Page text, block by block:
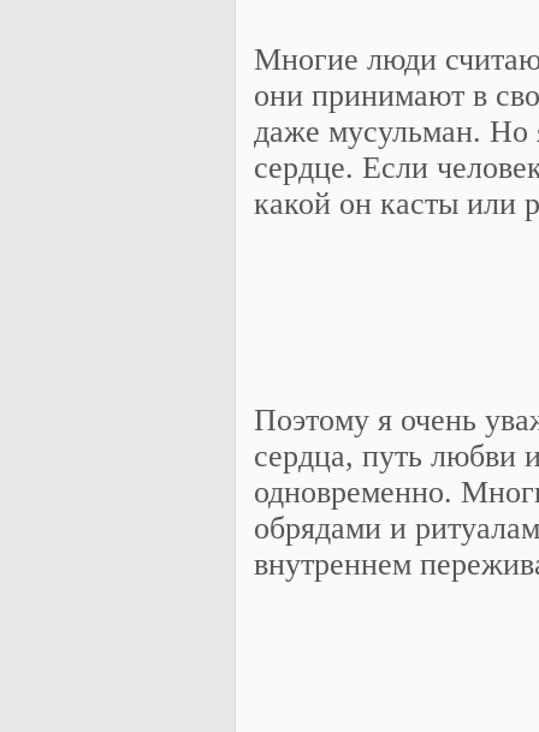
Многие люди
они принимают в
даже мусульман. Но
сердце. Если
какой он касты или
Поэтому я очень
сердца, путь любви
одновременно.
обрядами и
внутреннем